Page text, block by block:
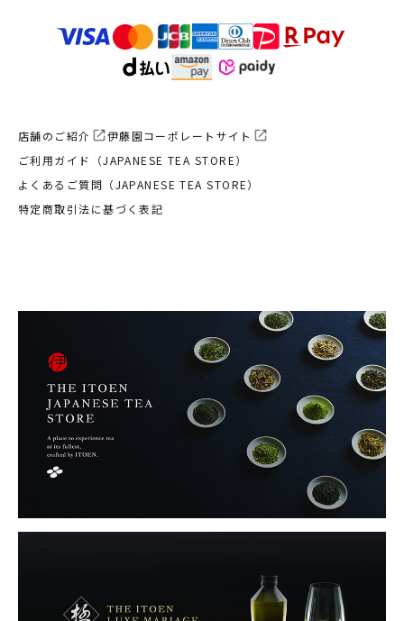
店舗のご紹介
伊藤園コーポレートサイト
ご利用ガイド（JAPANESE TEA STORE）
よくあるご質問（JAPANESE TEA STORE）
特定商取引法に基づく表記